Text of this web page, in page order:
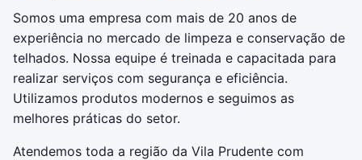
Somos uma empresa com mais de 20 anos de
experiência no mercado de limpeza e conservação de
telhados. Nossa equipe é treinada e capacitada para
realizar serviços com segurança e eficiência.
Utilizamos produtos modernos e seguimos as
melhores práticas do setor.
Atendemos toda a região da Vila Prudente com